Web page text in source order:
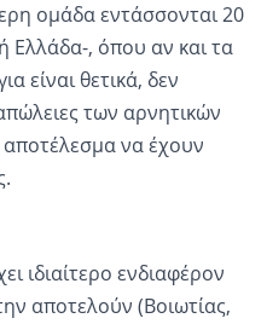
ομάδα εντάσσονται 20
Ελλάδα-, όπου αν και τα
είναι θετικά, δεν
των αρνητικών
να έχουν
ιδιαίτερο ενδιαφέρον
αποτελούν (Βοιωτίας,